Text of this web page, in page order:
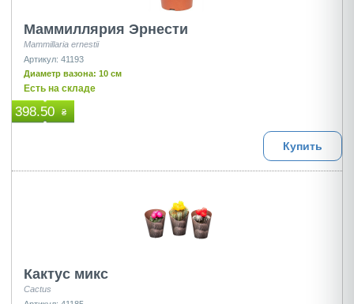
Маммиллярия Эрнести
Mammillaria ernestii
Артикул: 41193
Диаметр вазона: 10 см
Есть на складе
398.50 ₴
Купить
Кактус микс
Cactus